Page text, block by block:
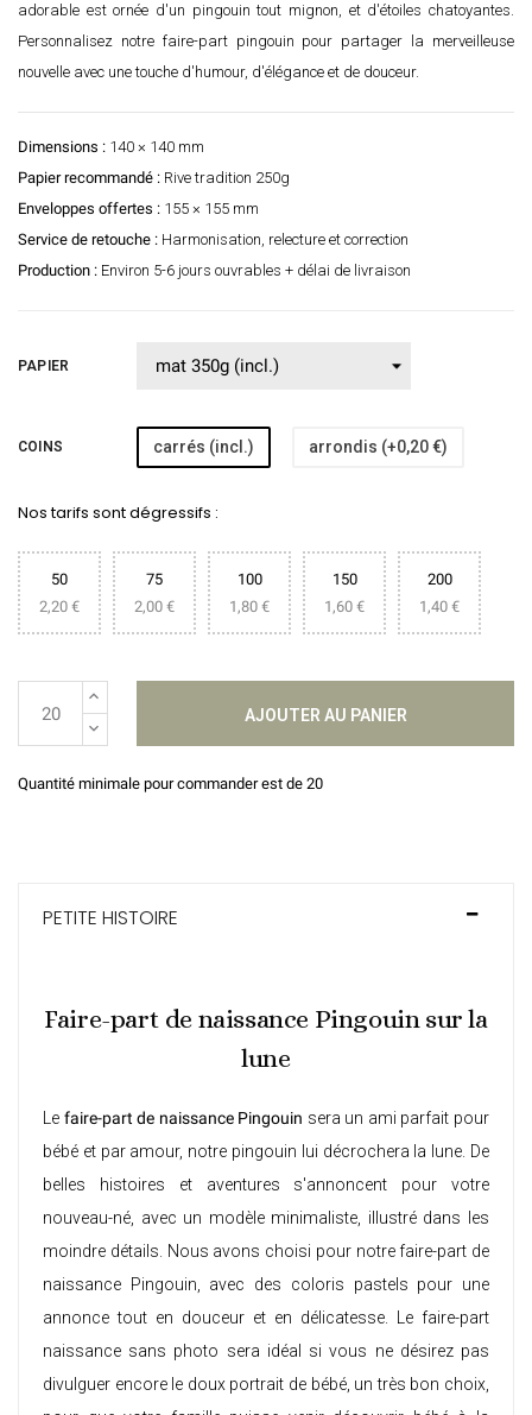
adorable est ornée d'un pingouin tout mignon, et d'étoiles chatoyantes.
Personnalisez notre faire-part pingouin pour partager la merveilleuse
nouvelle avec une touche d'humour, d'élégance et de douceur.
Dimensions : 140 × 140 mm
Papier recommandé : Rive tradition 250g
Enveloppes offertes : 155 × 155 mm
Service de retouche : Harmonisation, relecture et correction
Production : Environ 5-6 jours ouvrables + délai de livraison
PAPIER
COINS carrés (incl.) arrondis (+0,20 €)
Nos tarifs sont dégressifs :
50
2,20 €
75
2,00 €
100
1,80 €
150
1,60 €
200
1,40 €
AJOUTER AU PANIER
Quantité minimale pour commander est de 20
PETITE HISTOIRE
Faire-part de naissance Pingouin sur la
lune
Le faire-part de naissance Pingouin sera un ami parfait pour
bébé et par amour, notre pingouin lui décrochera la lune. De
belles histoires et aventures s'annoncent pour votre
nouveau-né, avec un modèle minimaliste, illustré dans les
moindre détails. Nous avons choisi pour notre faire-part de
naissance Pingouin, avec des coloris pastels pour une
annonce tout en douceur et en délicatesse. Le faire-part
naissance sans photo sera idéal si vous ne désirez pas
divulguer encore le doux portrait de bébé, un très bon choix,